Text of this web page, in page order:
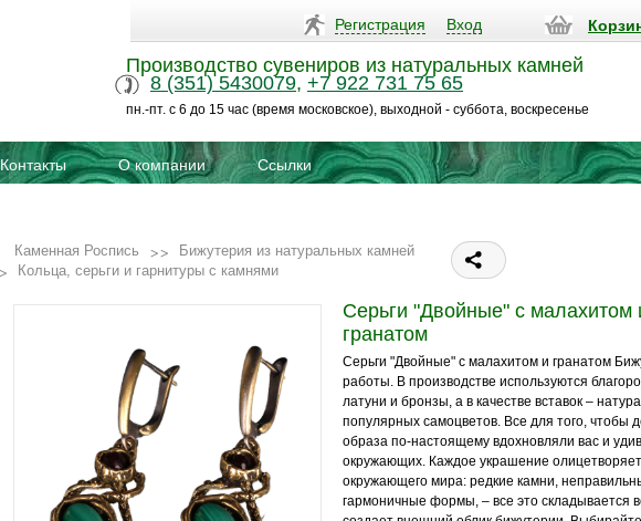
Регистрация Вход
Производство сувениров из натуральных камней
8 (351) 5430079, +7 922 731 75 65
пн.-пт. с 6 до 15 час (время московское), выходной - суббота, воскресенье
Контакты О компании Ссылки
Каменная Роспись
Бижутерия из натуральных камней
Кольца, серьги и гарнитуры с камнями
Серьги "Двойные" с малахитом
гранатом
Серьги "Двойные" с малахитом и гранатом
работы. В производстве используются
латуни и бронзы, а в качестве вставок –
популярных самоцветов. Все для того, чтобы
образа по-настоящему вдохновляли вас и
окружающих. Каждое украшение олицетворяет
окружающего мира: редкие камни,
гармоничные формы, – все это складывается